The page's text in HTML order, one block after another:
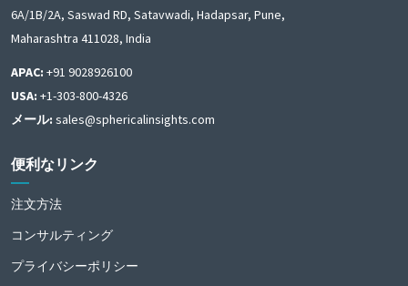
6A/1B/2A, Saswad RD, Satavwadi, Hadapsar, Pune,
Maharashtra 411028, India
APAC: +91 9028926100
USA: +1-303-800-4326
メール: sales@sphericalinsights.com
便利なリンク
注文方法
コンサルティング
プライバシーポリシー